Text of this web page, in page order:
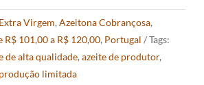
Virgem, Azeitona Cobrançosa,
R$ 101,00 a R$ 120,00, Portugal
Tags:
de alta qualidade, azeite de produtor,
produção limitada